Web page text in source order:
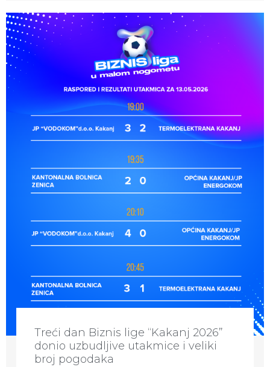
Treći dan Biznis lige “Kakanj 2026”
donio uzbudljive utakmice i veliki
broj pogodaka